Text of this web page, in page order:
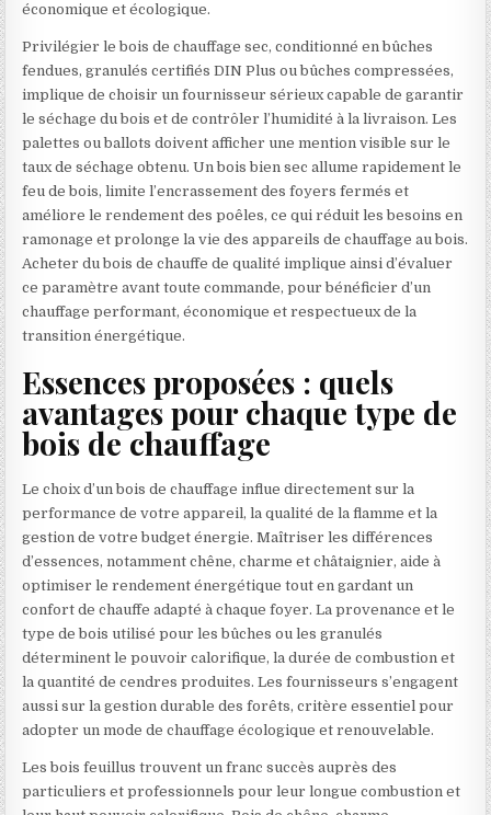
économique et écologique.
Privilégier le bois de chauffage sec, conditionné en bûches
fendues, granulés certifiés DIN Plus ou bûches compressées,
implique de choisir un fournisseur sérieux capable de garantir
le séchage du bois et de contrôler l’humidité à la livraison. Les
palettes ou ballots doivent afficher une mention visible sur le
taux de séchage obtenu. Un bois bien sec allume rapidement le
feu de bois, limite l’encrassement des foyers fermés et
améliore le rendement des poêles, ce qui réduit les besoins en
ramonage et prolonge la vie des appareils de chauffage au bois.
Acheter du bois de chauffe de qualité implique ainsi d’évaluer
ce paramètre avant toute commande, pour bénéficier d’un
chauffage performant, économique et respectueux de la
transition énergétique.
Essences proposées : quels
avantages pour chaque type de
bois de chauffage
Le choix d’un bois de chauffage influe directement sur la
performance de votre appareil, la qualité de la flamme et la
gestion de votre budget énergie. Maîtriser les différences
d’essences, notamment chêne, charme et châtaignier, aide à
optimiser le rendement énergétique tout en gardant un
confort de chauffe adapté à chaque foyer. La provenance et le
type de bois utilisé pour les bûches ou les granulés
déterminent le pouvoir calorifique, la durée de combustion et
la quantité de cendres produites. Les fournisseurs s’engagent
aussi sur la gestion durable des forêts, critère essentiel pour
adopter un mode de chauffage écologique et renouvelable.
Les bois feuillus trouvent un franc succès auprès des
particuliers et professionnels pour leur longue combustion et